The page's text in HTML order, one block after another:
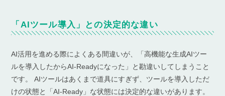
「AIツール導入」との決定的な違い
AI活用を進める際によくある間違いが、「高機能な生成AIツー
ルを導入したからAI-Readyになった」と勘違いしてしまうこと
です。 AIツールはあくまで道具にすぎず、ツールを導入しただ
けの状態と「AI-Ready」な状態には決定的な違いがあります。